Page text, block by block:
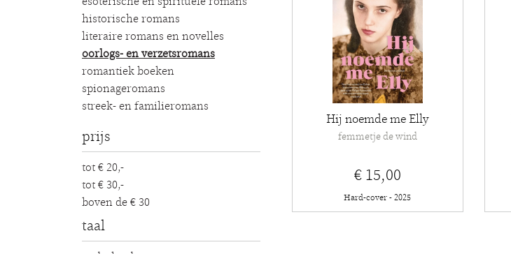
historische romans
literaire romans en novelles
oorlogs- en verzetsromans
romantiek boeken
spionageromans
streek- en familieromans
prijs
tot € 20,-
tot € 30,-
boven de € 30
taal
Hij noemde me Elly
femmetje de wind
€ 15,00
Hard-cover - 2025